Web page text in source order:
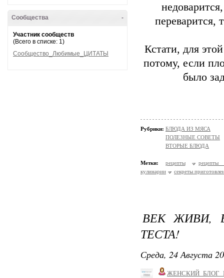
-
Сообщества
Участник сообществ
(Всего в списке: 1)
Сообщество_Любимые_ЦИТАТЫ
переварится,
Кстати, для
потому, если
было
Рубрики: БЛЮДА ИЗ МЯСА
ПОЛЕЗНЫЕ СОВЕТЫ
ВТОРЫЕ БЛЮДА
Метки: рецепты
рецепты
кулинарии
секреты
ВЕК ЖИВИ,
ТЕСТА!
Среда, 24 Августа